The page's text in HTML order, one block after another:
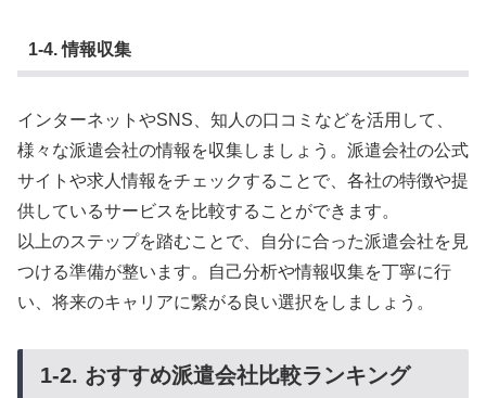
1-4. 情報収集
インターネットやSNS、知人の口コミなどを活用して、
様々な派遣会社の情報を収集しましょう。派遣会社の公式
サイトや求人情報をチェックすることで、各社の特徴や提
供しているサービスを比較することができます。
以上のステップを踏むことで、自分に合った派遣会社を見
つける準備が整います。自己分析や情報収集を丁寧に行
い、将来のキャリアに繋がる良い選択をしましょう。
1-2. おすすめ派遣会社比較ランキング